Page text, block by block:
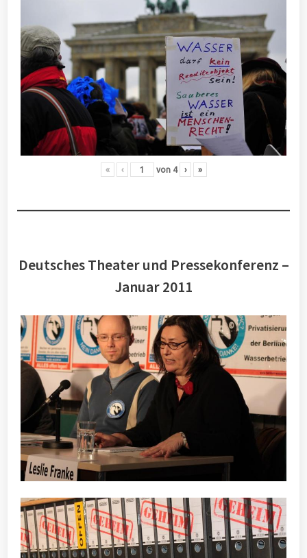
« ‹ von 4 › »
Deutsches Theater und Pressekonferenz –
Januar 2011